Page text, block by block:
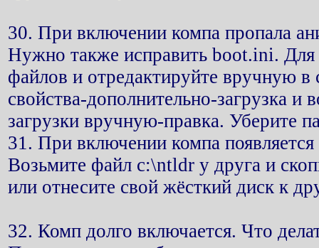
30. При включении компа пропала
Нужно также исправить boot.ini.
файлов и отредактируйте вручную
свойства-дополнительно-загрузка и
загрузки вручную-правка. Уберите
31. При включении компа
Возьмите файл c:\ntldr у друга и
или отнесите свой жёсткий диск к
32. Комп долго включается. Что